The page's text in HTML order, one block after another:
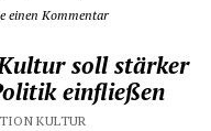
einen Kommentar
soll stärker
einfließen
KULTUR